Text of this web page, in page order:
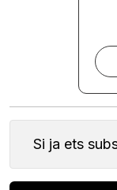
Si ja ets